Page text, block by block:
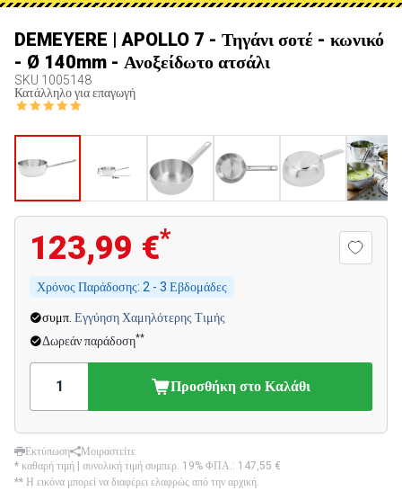
DEMEYERE | APOLLO 7 - Τηγάνι σοτέ - κωνικό
- Ø 140mm - Ανοξείδωτο ατσάλι
SKU 1005148
Κατάλληλο για επαγωγή
123,99 €*
Χρόνος Παράδοσης: 2 - 3 Εβδομάδες
συμπ. Εγγύηση Χαμηλότερης Τιμής
Δωρεάν παράδοση**
Προσθήκη στο Καλάθι
Εκτύπωση
Μοιραστείτε
* καθαρή τιμή | συνολική τιμή συμπερ. 19% ΦΠΑ.: 147,55 €
** Η εικόνα μπορεί να διαφέρει ελαφρώς από την αρχική.